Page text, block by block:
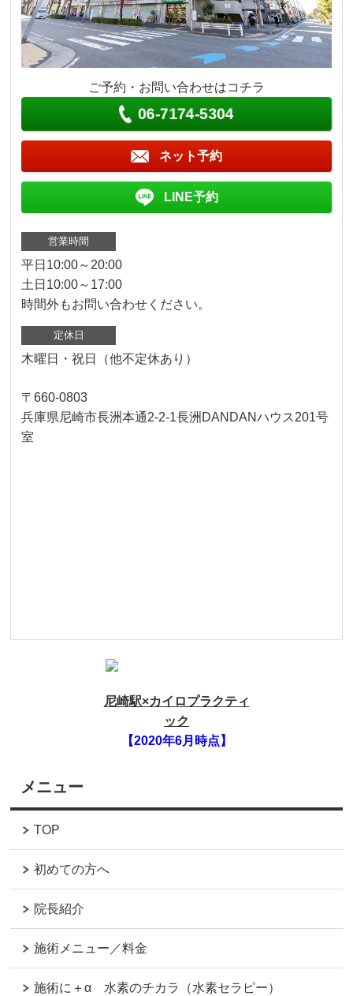
ご予約・お問い合わせはコチラ
06-7174-5304
ネット予約
LINE予約
営業時間
平日10:00～20:00
土日10:00～17:00
時間外もお問い合わせください。
定休日
木曜日・祝日（他不定休あり）
〒660-0803
兵庫県尼崎市長洲本通2-2-1長洲DANDANハウス201号
室
尼崎駅×カイロプラクティ
ック
【2020年6月時点】
メニュー
TOP
初めての方へ
院長紹介
施術メニュー／料金
施術に＋α 水素のチカラ（水素セラピー）